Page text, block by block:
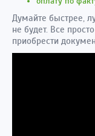
Думайте быстрее,
не будет. Все
приобрести